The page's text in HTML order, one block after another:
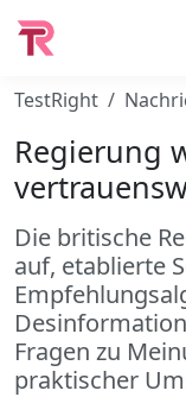
TestRight
Regierung
Die britische
auf, etablierte
Fragen zu
praktischer